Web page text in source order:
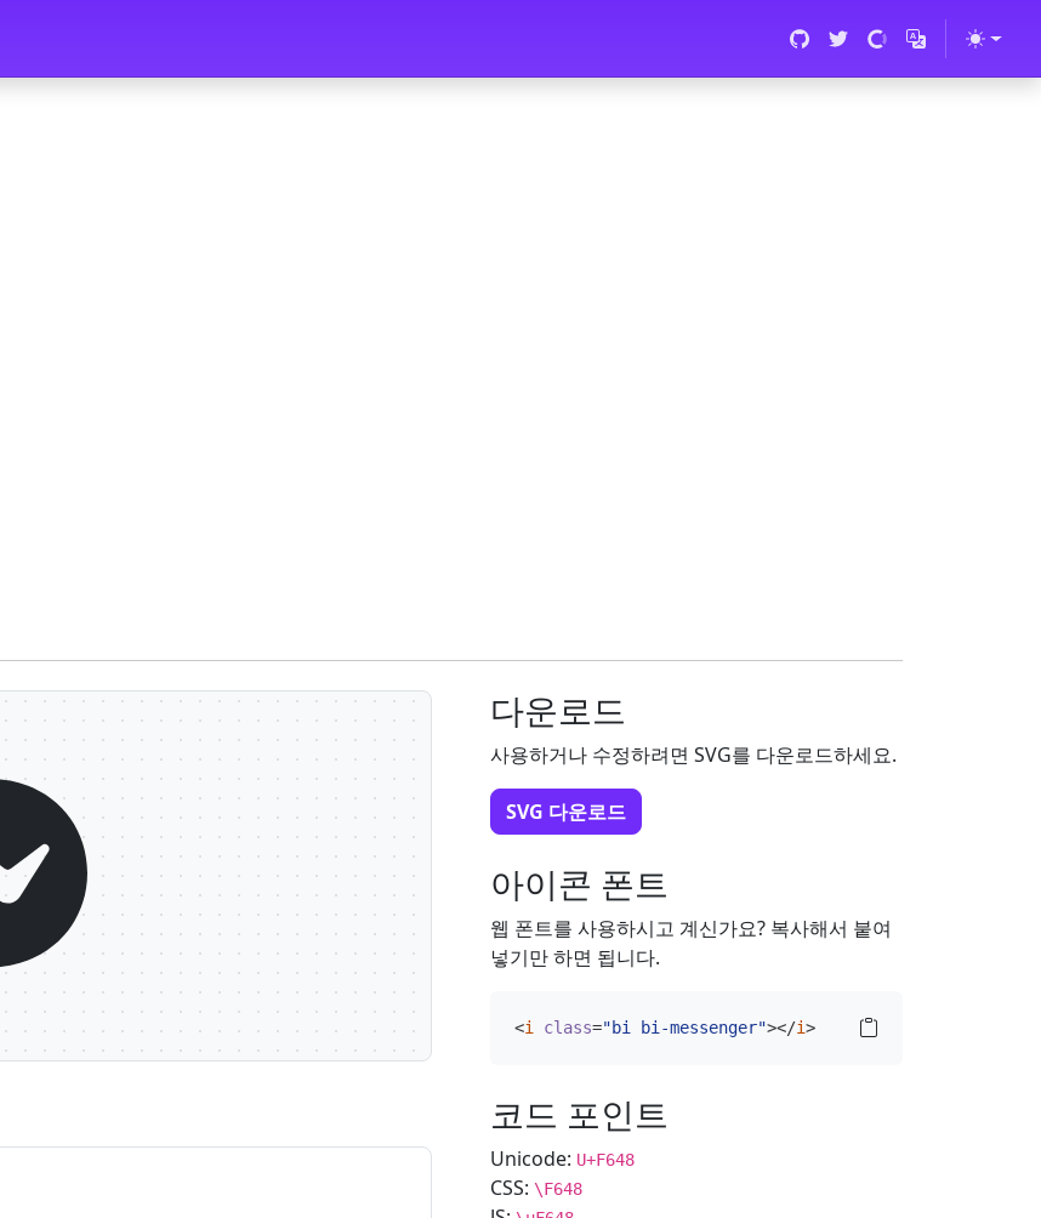
다운로드
사용하거나 수정하려면 SVG를 다운로드하세요.
SVG 다운로드
아이콘 폰트
웹 폰트를 사용하시고 계신가요? 복사해서 붙여
넣기만 하면 됩니다.
<i class="bi bi-messenger"></i>
코드 포인트
Unicode: U+F648
CSS: \F648